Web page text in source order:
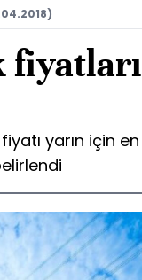
fiyatları
yarın için en